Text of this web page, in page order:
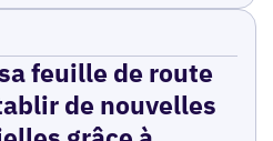
feuille de route
de nouvelles